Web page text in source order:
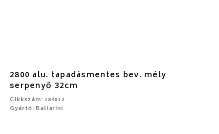
2800 alu. tapadásmentes bev. mély
serpenyő 32cm
Cikkszám: 184012
Gyártó: Ballarini